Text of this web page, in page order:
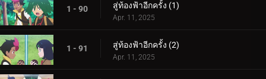
1 - 90 สู่ท้องฟ้าอีกครั้ง (1)
Apr. 11, 2025
1 - 91 สู่ท้องฟ้าอีกครั้ง (2)
Apr. 11, 2025